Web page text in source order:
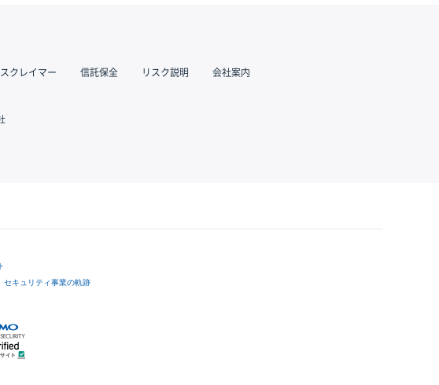
クレイマー 信託保全 リスク説明 会社案内
セキュリティ事業の軌跡